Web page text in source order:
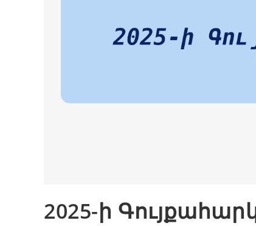
2025-ի